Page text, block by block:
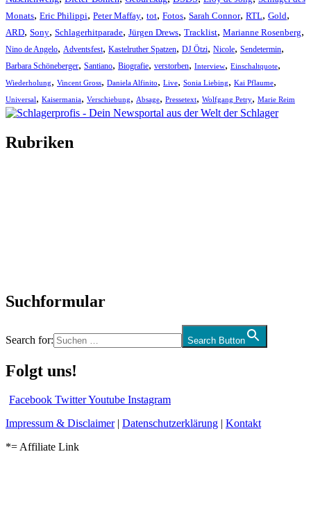
Monats, Eric Philippi, Peter Maffay, tot, Fotos, Sarah Connor, RTL, Gold,
ARD, Sony, Schlagerhitparade, Jürgen Drews, Tracklist, Marianne Rosenberg,
Nino de Angelo, Adventsfest, Kastelruther Spatzen, DJ Ötzi, Nicole, Sendetermin,
Barbara Schöneberger, Santiano, Biografie, verstorben, Interview, Einschaltquote,
Wiederholung, Vincent Gross, Daniela Alfinito, Live, Sonia Liebing, Kai Pflaume,
Universal, Kaisermania, Verschiebung, Absage, Pressetext, Wolfgang Petry, Marie Reim
Rubriken
Suchformular
Search for: Search Button
Folgt uns!
Facebook TwitterYoutube Instagram
Impressum & Disclaimer| Datenschutzerklärung | Kontakt
*= Affiliate Link